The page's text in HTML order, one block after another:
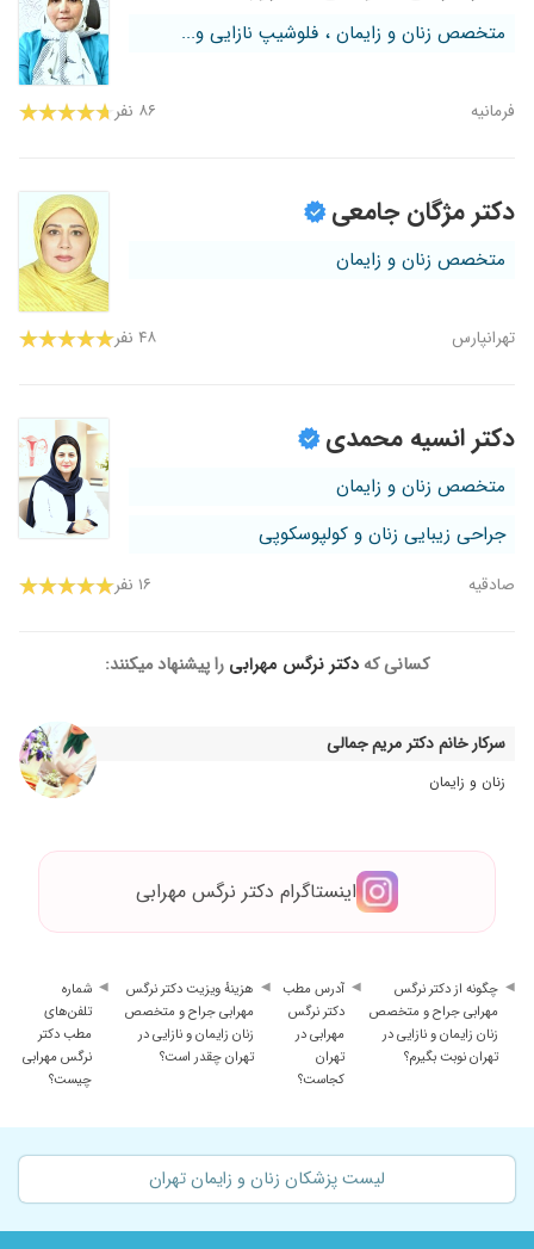
متخصص زنان و زایمان ، فلوشیپ نازایی و...
فرمانیه ۸۶ نفر
دکتر مژگان جامعی
متخصص زنان و زایمان
تهرانپارس ۴۸ نفر
دکتر انسیه محمدی
متخصص زنان و زایمان
جراحی زیبایی زنان و کولپوسکوپی
صادقیه ۱۶ نفر
کسانی که دکتر نرگس مهرابی را پیشنهاد میکنند:
سرکار خانم دکتر مریم جمالی
زنان و زایمان
اینستاگرام دکتر نرگس مهرابی
چگونه از دکتر نرگس
مهرابی جراح و متخصص
زنان زایمان و نازایی در
تهران نوبت بگیرم؟
آدرس مطب
دکتر نرگس
مهرابی در
تهران
کجاست؟
هزینهٔ ویزیت دکتر نرگس
مهرابی جراح و متخصص
زنان زایمان و نازایی در
تهران چقدر است؟
شماره
تلفن‌های
مطب دکتر
نرگس مهرابی
چیست؟
لیست پزشکان زنان و زایمان تهران